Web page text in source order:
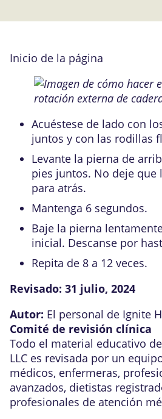
Inicio de la página
Acuéstese de lado con
juntos y con las rodillas
Levante la pierna de
pies juntos. No deje que
para atrás.
Mantenga 6 segundos.
Baje la pierna
inicial. Descanse por
Repita de 8 a 12 veces.
Revisado: 31 julio, 2024
Autor: El personal de Ignite
Comité de revisión clínica
Todo el material educativo
LLC es revisada por un
médicos, enfermeras,
avanzados, dietistas
profesionales de atención